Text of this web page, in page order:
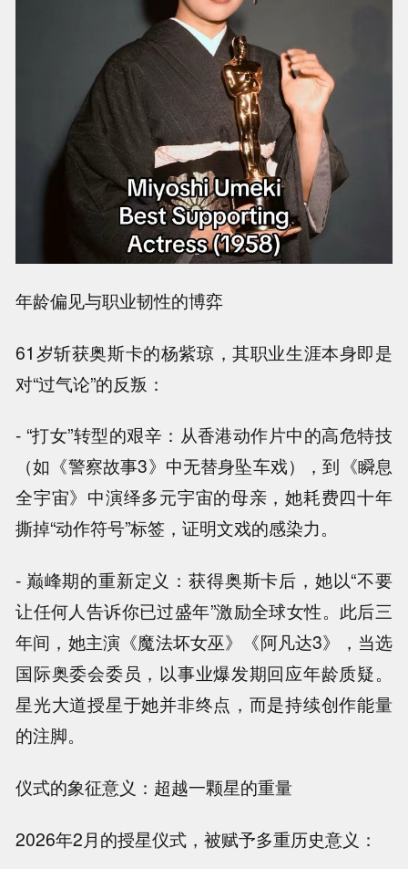
年龄偏见与职业韧性的博弈
61岁斩获奥斯卡的杨紫琼，其职业生涯本身即是
对“过气论”的反叛：
- “打女”转型的艰辛：从香港动作片中的高危特技
（如《警察故事3》中无替身坠车戏），到《瞬息
全宇宙》中演绎多元宇宙的母亲，她耗费四十年
撕掉“动作符号”标签，证明文戏的感染力。
- 巅峰期的重新定义：获得奥斯卡后，她以“不要
让任何人告诉你已过盛年”激励全球女性。此后三
年间，她主演《魔法坏女巫》《阿凡达3》，当选
国际奥委会委员，以事业爆发期回应年龄质疑。
星光大道授星于她并非终点，而是持续创作能量
的注脚。
仪式的象征意义：超越一颗星的重量
2026年2月的授星仪式，被赋予多重历史意义：